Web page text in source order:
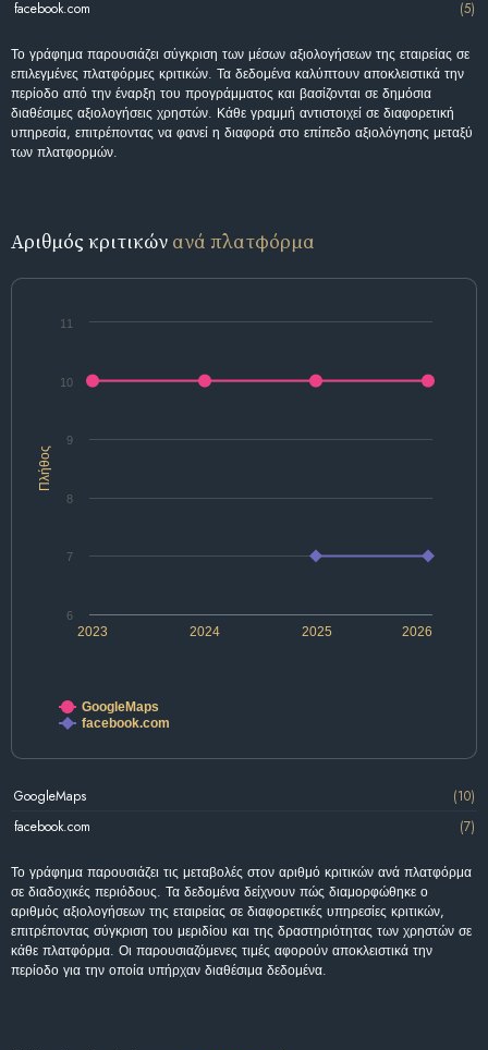
facebook.com (5)
Το γράφημα παρουσιάζει σύγκριση των μέσων αξιολογήσεων της εταιρείας σε
επιλεγμένες πλατφόρμες κριτικών. Τα δεδομένα καλύπτουν αποκλειστικά την
περίοδο από την έναρξη του προγράμματος και βασίζονται σε δημόσια
διαθέσιμες αξιολογήσεις χρηστών. Κάθε γραμμή αντιστοιχεί σε διαφορετική
υπηρεσία, επιτρέποντας να φανεί η διαφορά στο επίπεδο αξιολόγησης μεταξύ
των πλατφορμών.
Αριθμός κριτικών ανά πλατφόρμα
Πλήθος
2024 2026
2023 2025
6
7
8
9
10
11
GoogleMaps
facebook.com
GoogleMaps
(10)
facebook.com
(7)
Το γράφημα παρουσιάζει τις μεταβολές στον αριθμό κριτικών ανά πλατφόρμα
σε διαδοχικές περιόδους. Τα δεδομένα δείχνουν πώς διαμορφώθηκε ο
αριθμός αξιολογήσεων της εταιρείας σε διαφορετικές υπηρεσίες κριτικών,
επιτρέποντας σύγκριση του μεριδίου και της δραστηριότητας των χρηστών σε
κάθε πλατφόρμα. Οι παρουσιαζόμενες τιμές αφορούν αποκλειστικά την
περίοδο για την οποία υπήρχαν διαθέσιμα δεδομένα.